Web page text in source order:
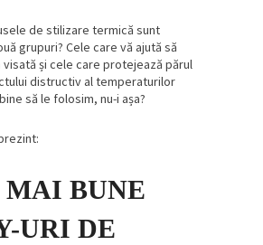
de stilizare termică sunt
grupuri? Cele care vă ajută să
și cele care protejează părul
distructiv al temperaturilor
să le folosim, nu-i așa?
MAI BUNE
URI DE